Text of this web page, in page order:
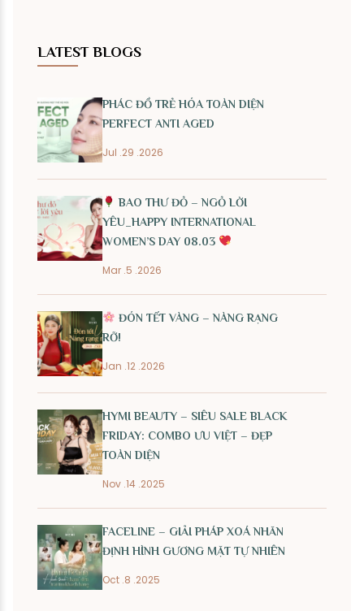
LATEST BLOGS
PHÁC ĐỒ TRẺ HÓA TOÀN DIỆN
PERFECT ANTI AGED
Jul .29 .2026
BAO THƯ ĐỎ – NGỎ LỜI
YÊU_HAPPY INTERNATIONAL
WOMEN’S DAY 08.03
Mar .5 .2026
ĐÓN TẾT VÀNG – NÀNG RẠNG
RỠ!
Jan .12 .2026
HYMI BEAUTY – SIÊU SALE BLACK
FRIDAY: COMBO ƯU VIỆT – ĐẸP
TOÀN DIỆN
Nov .14 .2025
FACELINE – GIẢI PHÁP XOÁ NHĂN
ĐỊNH HÌNH GƯƠNG MẶT TỰ NHIÊN
Oct .8 .2025